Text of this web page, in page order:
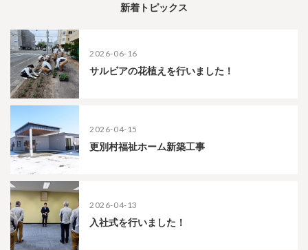
新着トピックス
2026-06-16
サルビアの花植えを行いました！
2026-04-15
更別村福祉ホーム新築工事
2026-04-13
入社式を行いました！